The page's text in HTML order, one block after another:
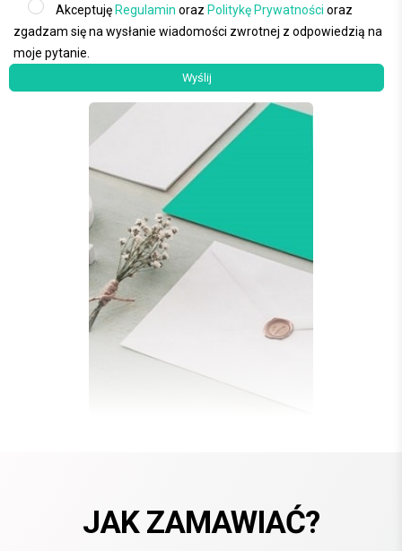
Akceptuję Regulamin oraz Politykę Prywatności oraz
zgadzam się na wysłanie wiadomości zwrotnej z odpowiedzią na
moje pytanie.
JAK ZAMAWIAĆ?